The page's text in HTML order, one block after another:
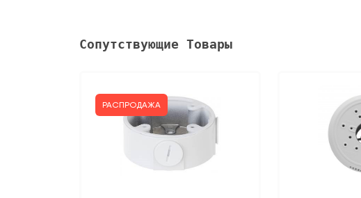
Сопутствующие Товары
РАСПРОДАЖА